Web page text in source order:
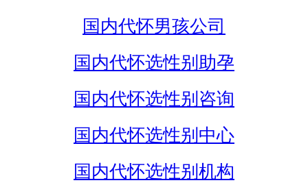
国内代怀男孩公司
国内代怀选性别助孕
国内代怀选性别咨询
国内代怀选性别中心
国内代怀选性别机构